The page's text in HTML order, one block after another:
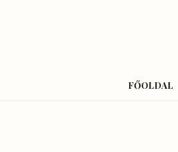
FŐOLDAL